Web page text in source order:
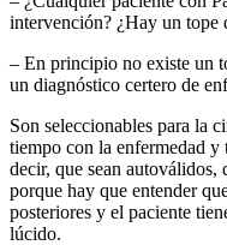
intervención? ¿Hay un tope
– En principio no existe un
un diagnóstico certero de
Son seleccionables para la
tiempo con la enfermedad y
decir, que sean autoválidos,
porque hay que entender
posteriores y el paciente
lúcido.